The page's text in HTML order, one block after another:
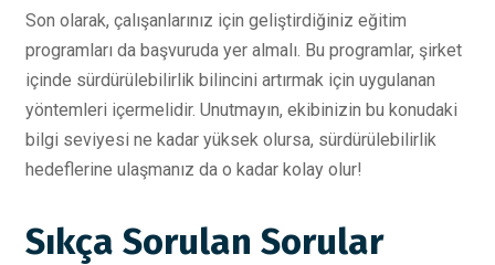
Son olarak, çalışanlarınız için geliştirdiğiniz eğitim
programları da başvuruda yer almalı. Bu programlar, şirket
içinde sürdürülebilirlik bilincini artırmak için uygulanan
yöntemleri içermelidir. Unutmayın, ekibinizin bu konudaki
bilgi seviyesi ne kadar yüksek olursa, sürdürülebilirlik
hedeflerine ulaşmanız da o kadar kolay olur!
Sıkça Sorulan Sorular